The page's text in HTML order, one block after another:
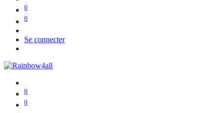
0
0
Se connecter
0
0